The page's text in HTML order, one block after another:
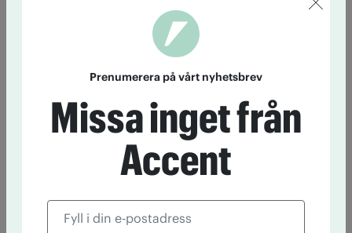
Prenumerera på vårt nyhetsbrev
Missa inget från
Accent